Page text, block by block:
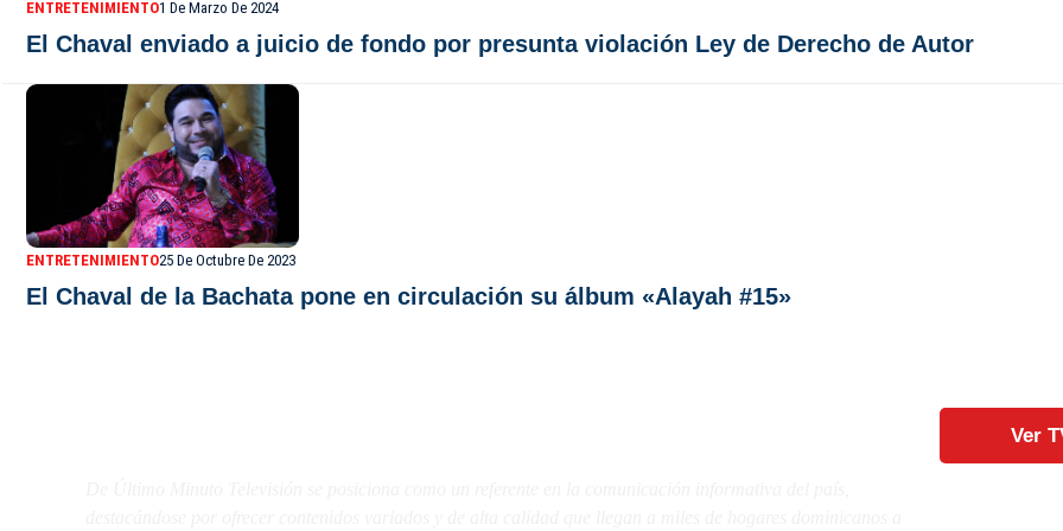
ENTRETENIMIENTO1 De Marzo De 2024
El Chaval enviado a juicio de fondo por presunta violación Ley de Derecho de Autor
ENTRETENIMIENTO25 De Octubre De 2023
El Chaval de la Bachata pone en circulación su álbum «Alayah #15»
Ver